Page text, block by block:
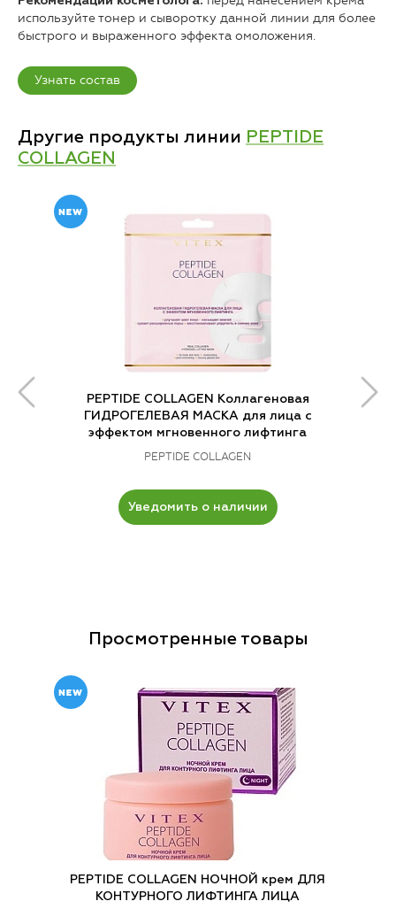
используйте тонер и сыворотку данной линии для более
быстрого и выраженного эффекта омоложения.
Узнать состав
Другие продукты линии PEPTIDE
COLLAGEN
PEPTIDE COLLAGEN Коллагеновая
ГИДРОГЕЛЕВАЯ МАСКА для лица с
эффектом мгновенного лифтинга
PEPTIDE COLLAGEN
Уведомить о наличии
Просмотренные товары
PEPTIDE COLLAGEN НОЧНОЙ крем ДЛЯ
КОНТУРНОГО ЛИФТИНГА ЛИЦА